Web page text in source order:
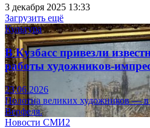
3 декабря 2025 13:33
Загрузить ещё
Культура
В Кузбасс привезли
работы художников-
23.06.2026
Полотна великих художников —
Верфеля.
Новости СМИ2